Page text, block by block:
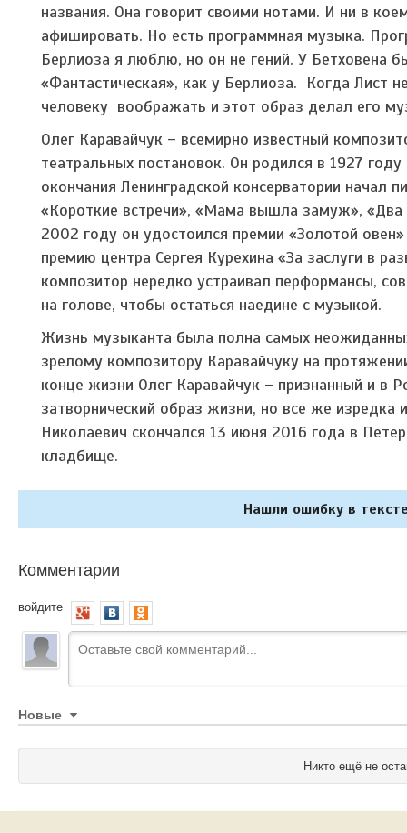
названия. Она говорит своими нотами. И ни в
афишировать. Но есть программная музыка.
Берлиоза я люблю, но он не гений. У Бетховена
«Фантастическая», как у Берлиоза. Когда Лист
человеку воображать и этот образ делал его
Олег Каравайчук – всемирно известный
театральных постановок. Он родился в 1927
окончания Ленинградской консерватории
«Короткие встречи», «Мама вышла замуж», «Два
2002 году он удостоился премии «Золотой
премию центра Сергея Курехина «За заслуги в
композитор нередко устраивал перформансы,
на голове, чтобы остаться наедине с музыкой.
Жизнь музыканта была полна самых
зрелому композитору Каравайчуку на
конце жизни Олег Каравайчук – признанный и в
затворнический образ жизни, но все же
Николаевич скончался 13 июня 2016 года в
кладбище.
Нашли ошибку в
Комментарии
войдите
Новые
Никто ещё не